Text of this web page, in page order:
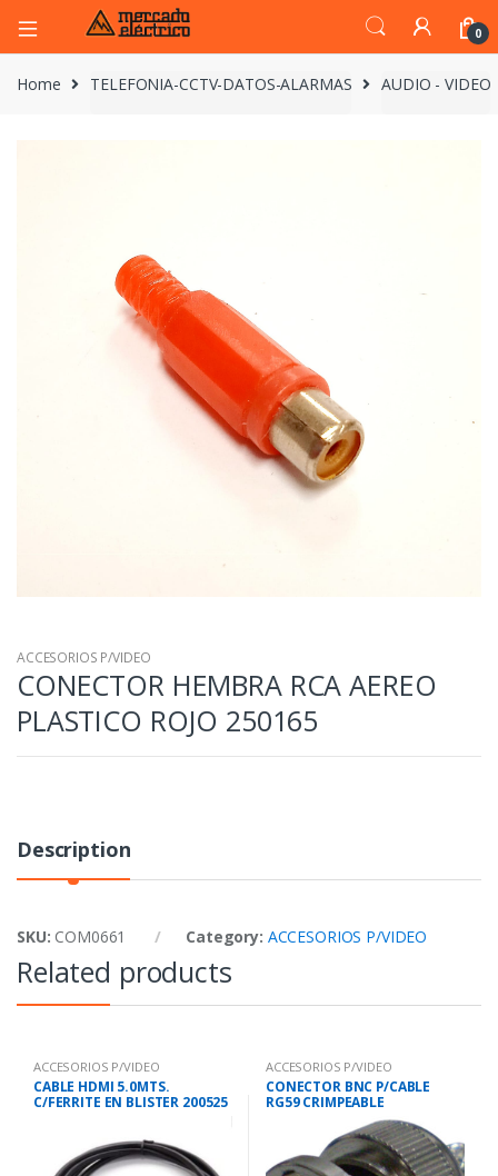
0
Home TELEFONIA-CCTV-DATOS-ALARMAS AUDIO - VIDEO
ACCESORIOS P/VIDEO
CONECTOR HEMBRA RCA AEREO
PLASTICO ROJO 250165
Description
SKU: COM0661 Category: ACCESORIOS P/VIDEO
Related products
ACCESORIOS P/VIDEO
CABLE HDMI 5.0MTS.
C/FERRITE EN BLISTER 200525
ACCESORIOS P/VIDEO
CONECTOR BNC P/CABLE
RG59 CRIMPEABLE